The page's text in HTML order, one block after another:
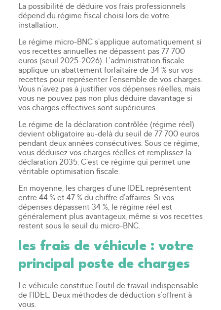
La possibilité de déduire vos frais professionnels
dépend du régime fiscal choisi lors de votre
installation.
Le régime micro-BNC s’applique automatiquement si
vos recettes annuelles ne dépassent pas 77 700
euros (seuil 2025-2026). L’administration fiscale
applique un abattement forfaitaire de 34 % sur vos
recettes pour représenter l’ensemble de vos charges.
Vous n’avez pas à justifier vos dépenses réelles, mais
vous ne pouvez pas non plus déduire davantage si
vos charges effectives sont supérieures.
Le régime de la déclaration contrôlée (régime réel)
devient obligatoire au-delà du seuil de 77 700 euros
pendant deux années consécutives. Sous ce régime,
vous déduisez vos charges réelles et remplissez la
déclaration 2035. C’est ce régime qui permet une
véritable optimisation fiscale.
En moyenne, les charges d’une IDEL représentent
entre 44 % et 47 % du chiffre d’affaires. Si vos
dépenses dépassent 34 %, le régime réel est
généralement plus avantageux, même si vos recettes
restent sous le seuil du micro-BNC.
les frais de véhicule : votre
principal poste de charges
Le véhicule constitue l’outil de travail indispensable
de l’IDEL. Deux méthodes de déduction s’offrent à
vous.